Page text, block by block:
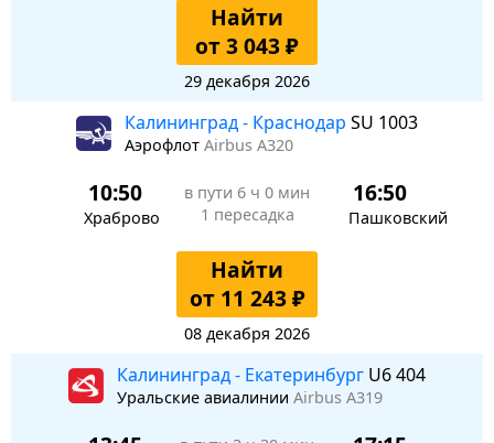
Найти
от 3 043 ₽
29 декабря 2026
Калининград - Краснодар SU 1003
Аэрофлот Airbus A320
10:50
Храброво
в пути 6 ч 0 мин
1 пересадка
16:50
Пашковский
Найти
от 11 243 ₽
08 декабря 2026
Калининград - Екатеринбург U6 404
Уральские авиалинии Airbus A319